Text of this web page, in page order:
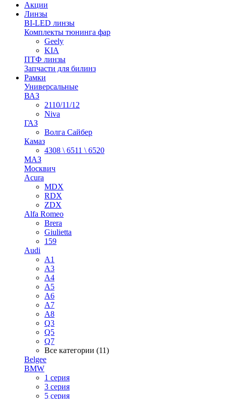
Акции
Линзы
BI-LED линзы
Комплекты тюнинга фар
Geely
KIA
ПТФ линзы
Запчасти для билинз
Рамки
Универсальные
ВАЗ
2110/11/12
Niva
ГАЗ
Волга Сайбер
Камаз
4308 \ 6511 \ 6520
МАЗ
Москвич
Acura
MDX
RDX
ZDX
Alfa Romeo
Brera
Giulietta
159
Audi
A1
A3
A4
A5
A6
A7
A8
Q3
Q5
Q7
Все категории (11)
Belgee
BMW
1 серия
3 серия
5 серия